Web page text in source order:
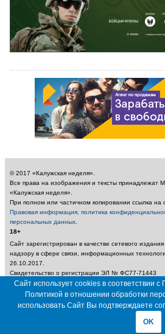
© 2017 «Калужская неделя».
Все права на изображения и тексты принадлежат
«Калужская неделя».
При полном или частичном копировании ссылка на
Правовая информация, политика
персональных данных
18+
Сайт зарегистрирован в качестве сетевого
надзору в сфере связи, информационных
26.10.2017.
Свидетельство о регистрации ЭЛ № ФС77-71443
Учредитель: Муниципальное бюджетное
неделя»
Главный редактор: Амбарцумян А. Ю. /
nedelya_kaluga@adm.kaluga.ru / Телефон редакции:
Сайт использует cookies в соответствии
Политикой в отношении обработки
использовать Сайт Вы подтверждаете
OK